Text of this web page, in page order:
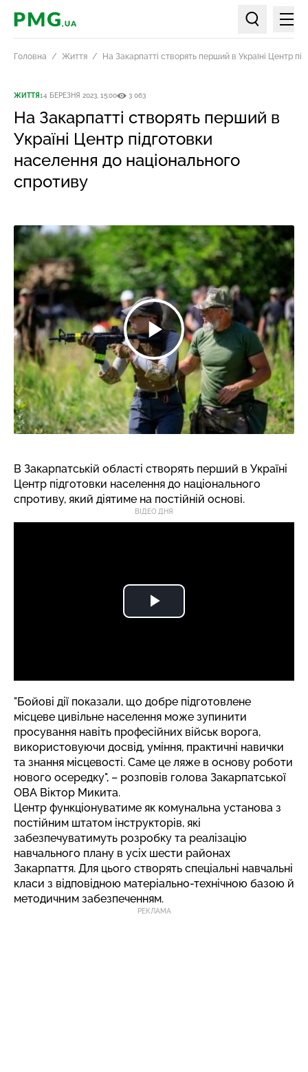
PMG.ua
Пошук по
Головна Життя На Закарпатті створять перший в Україні Центр
ЖИТТЯ14 БЕРЕЗНЯ 2023, 15:00 3 063
На Закарпатті створять перший в
Україні Центр підготовки
населення до національного
спротиву
В Закарпатській області створять перший в Україні
Центр підготовки населення до національного
спротиву, який діятиме на постійній основі.
ВІДЕО ДНЯ
"Бойові дії показали, що добре підготовлене
місцеве цивільне населення може зупинити
просування навіть професійних військ ворога,
використовуючи досвід, уміння, практичні навички
та знання місцевості. Саме це ляже в основу роботи
нового осередку", – розповів голова Закарпатської
ОВА Віктор Микита.
Центр функціонуватиме як комунальна установа з
постійним штатом інструкторів, які
забезпечуватимуть розробку та реалізацію
навчального плану в усіх шести районах
Закарпаття. Для цього створять спеціальні навчальні
класи з відповідною матеріально-технічною базою й
методичним забезпеченням.
РЕКЛАМА